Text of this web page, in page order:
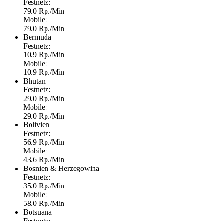
Festnetz:
79.0 Rp./Min
Mobile:
79.0 Rp./Min
Bermuda
Festnetz:
10.9 Rp./Min
Mobile:
10.9 Rp./Min
Bhutan
Festnetz:
29.0 Rp./Min
Mobile:
29.0 Rp./Min
Bolivien
Festnetz:
56.9 Rp./Min
Mobile:
43.6 Rp./Min
Bosnien & Herzegowina
Festnetz:
35.0 Rp./Min
Mobile:
58.0 Rp./Min
Botsuana